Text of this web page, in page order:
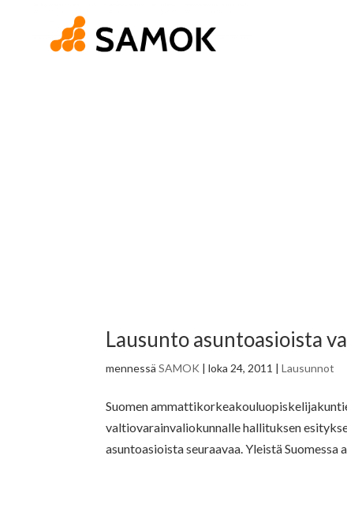
Lausunto asuntoasioista
mennessäSAMOK |loka 24, 2011 |Lausunnot
Suomen
valtiovarainvaliokunnalle hallituksen
asuntoasioista seuraavaa. Yleistä Suomessa